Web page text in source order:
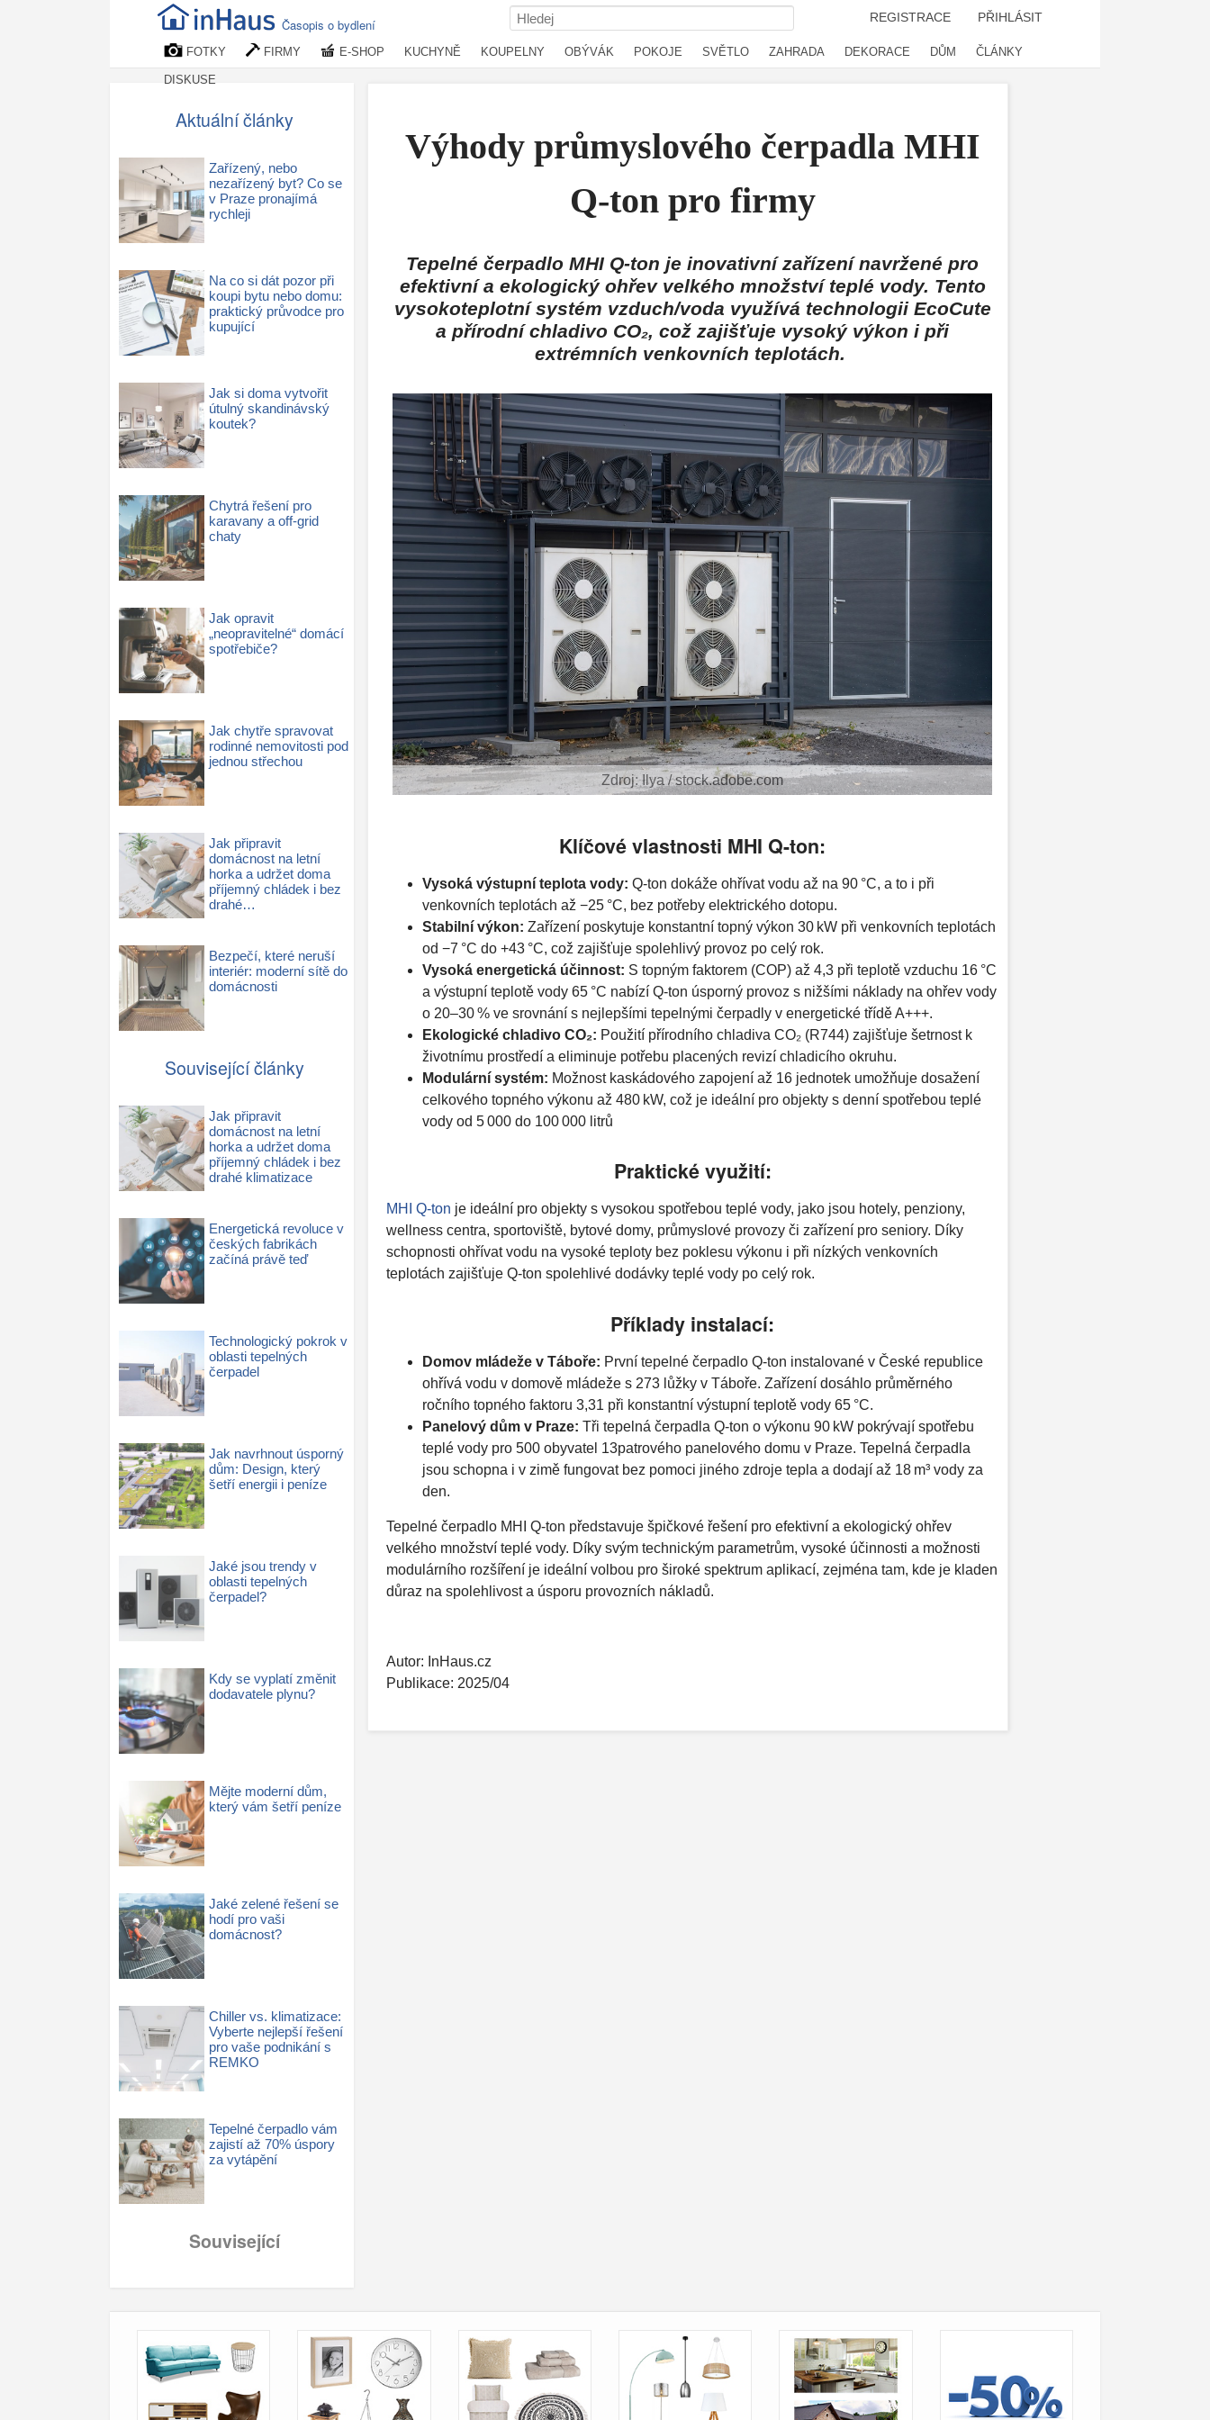
Časopis o bydlení REGISTRACE PŘIHLÁSIT
FOTKY FIRMY E-SHOP KUCHYNĚ KOUPELNY OBÝVÁK POKOJE SVĚTLO ZAHRADA DEKORACE DŮM ČLÁNKY
DISKUSE
Aktuální články
Zařízený, nebo
nezařízený byt? Co se
v Praze pronajímá
rychleji
Na co si dát pozor při
koupi bytu nebo domu:
praktický průvodce pro
kupující
Jak si doma vytvořit
útulný skandinávský
koutek?
Chytrá řešení pro
karavany a off-grid
chaty
Jak opravit
„neopravitelné“ domácí
spotřebiče?
Jak chytře spravovat
rodinné nemovitosti pod
jednou střechou
Jak připravit
domácnost na letní
horka a udržet doma
příjemný chládek i bez
drahé…
Bezpečí, které neruší
interiér: moderní sítě do
domácnosti
Související články
Jak připravit
domácnost na letní
horka a udržet doma
příjemný chládek i bez
drahé klimatizace
Energetická revoluce v
českých fabrikách
začíná právě teď
Technologický pokrok v
oblasti tepelných
čerpadel
Jak navrhnout úsporný
dům: Design, který
šetří energii i peníze
Jaké jsou trendy v
oblasti tepelných
čerpadel?
Kdy se vyplatí změnit
dodavatele plynu?
Mějte moderní dům,
který vám šetří peníze
Jaké zelené řešení se
hodí pro vaši
domácnost?
Chiller vs. klimatizace:
Vyberte nejlepší řešení
pro vaše podnikání s
REMKO
Tepelné čerpadlo vám
zajistí až 70% úspory
za vytápění
Související
Výhody průmyslového čerpadla MHI
Q-ton pro firmy
Tepelné čerpadlo MHI Q-ton je inovativní zařízení navržené pro
efektivní a ekologický ohřev velkého množství teplé vody. Tento
vysokoteplotní systém vzduch/voda využívá technologii EcoCute
a přírodní chladivo CO₂, což zajišťuje vysoký výkon i při
extrémních venkovních teplotách. ​
Zdroj: Ilya / stock.adobe.com
Klíčové vlastnosti MHI Q-ton:
Vysoká výstupní teplota vody: Q-ton dokáže ohřívat vodu až na 90 °C, a to i při
venkovních teplotách až −25 °C, bez potřeby elektrického dotopu. ​
Stabilní výkon: Zařízení poskytuje konstantní topný výkon 30 kW při venkovních teplotách
od −7 °C do +43 °C, což zajišťuje spolehlivý provoz po celý rok. ​
Vysoká energetická účinnost: S topným faktorem (COP) až 4,3 při teplotě vzduchu 16 °C
a výstupní teplotě vody 65 °C nabízí Q-ton úsporný provoz s nižšími náklady na ohřev vody
o 20–30 % ve srovnání s nejlepšími tepelnými čerpadly v energetické třídě A+++. ​
Ekologické chladivo CO₂: Použití přírodního chladiva CO₂ (R744) zajišťuje šetrnost k
životnímu prostředí a eliminuje potřebu placených revizí chladicího okruhu.
Modulární systém: Možnost kaskádového zapojení až 16 jednotek umožňuje dosažení
celkového topného výkonu až 480 kW, což je ideální pro objekty s denní spotřebou teplé
vody od 5 000 do 100 000 litrů
Praktické využití:
MHI Q-ton je ideální pro objekty s vysokou spotřebou teplé vody, jako jsou hotely, penziony,
wellness centra, sportoviště, bytové domy, průmyslové provozy či zařízení pro seniory. Díky
schopnosti ohřívat vodu na vysoké teploty bez poklesu výkonu i při nízkých venkovních
teplotách zajišťuje Q-ton spolehlivé dodávky teplé vody po celý rok. ​
Příklady instalací:
Domov mládeže v Táboře: První tepelné čerpadlo Q-ton instalované v České republice
ohřívá vodu v domově mládeže s 273 lůžky v Táboře. Zařízení dosáhlo průměrného
ročního topného faktoru 3,31 při konstantní výstupní teplotě vody 65 °C. ​
Panelový dům v Praze: Tři tepelná čerpadla Q-ton o výkonu 90 kW pokrývají spotřebu
teplé vody pro 500 obyvatel 13patrového panelového domu v Praze. Tepelná čerpadla
jsou schopna i v zimě fungovat bez pomoci jiného zdroje tepla a dodají až 18 m³ vody za
den.
Tepelné čerpadlo MHI Q-ton představuje špičkové řešení pro efektivní a ekologický ohřev
velkého množství teplé vody. Díky svým technickým parametrům, vysoké účinnosti a možnosti
modulárního rozšíření je ideální volbou pro široké spektrum aplikací, zejména tam, kde je kladen
důraz na spolehlivost a úsporu provozních nákladů.​
Autor: InHaus.cz
Publikace: 2025/04